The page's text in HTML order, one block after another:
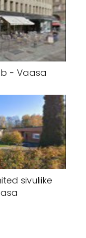
- Vaasa
sivuliike